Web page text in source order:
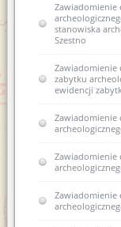
Zawiadomienie
stanowiska
Szestno
Zawiadomienie
zabytku
ewidencji
Zawiadomienie
Zawiadomienie
Zawiadomienie